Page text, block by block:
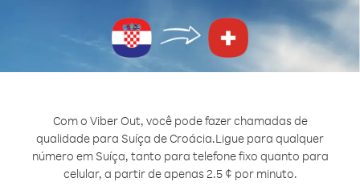
Com o Viber Out, você pode fazer chamadas de
qualidade para Suíça de Croácia.Ligue para qualquer
número em Suíça, tanto para telefone fixo quanto para
celular, a partir de apenas 2.5 ¢ por minuto.